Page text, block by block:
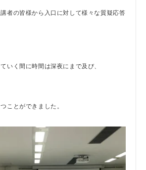
者の皆様から入口に対して様々な質疑応答
いく間に時間は深夜にまで及び、
ことができました。